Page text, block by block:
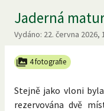
Jaderná
Vydáno: 22. června 2026,
4 fotografie
Stejně jako vloni
rezervována dvě